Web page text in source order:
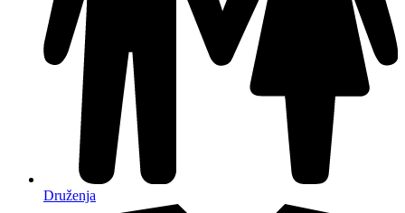
Druženja